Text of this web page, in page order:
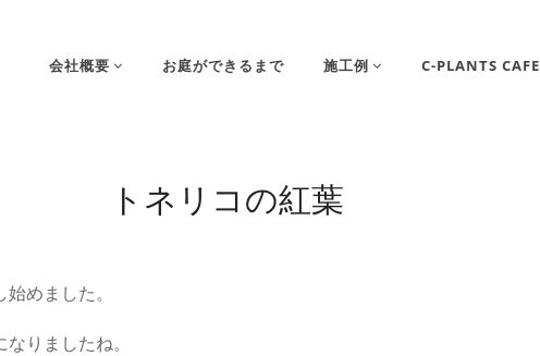
会社概要 お庭ができるまで 施工例 C-PLANTS CAFE
トネリコの紅葉
めました。
りましたね。